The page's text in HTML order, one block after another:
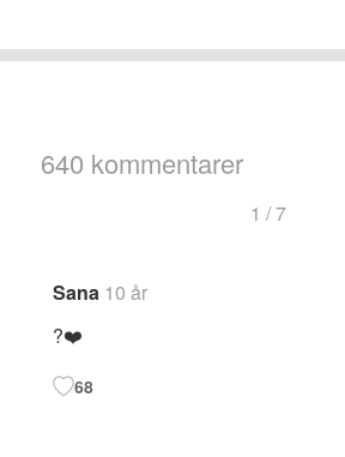
640 kommentarer
kommentarer
1 / 7
Sana 10 år
?❤️
68